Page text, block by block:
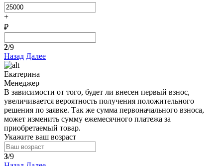
+
₽
2/9
Назад Далее
Екатерина
Менеджер
В зависимости от того, будет ли внесен первый взнос,
увеличивается вероятность получения положительного
решения по заявке. Так же сумма первоначального взноса,
может изменить сумму ежемесячного платежа за
приобретаемый товар.
Укажите ваш возраст
3/9